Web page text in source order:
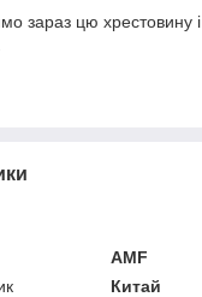
зараз цю хрестовину
AMF
Китай